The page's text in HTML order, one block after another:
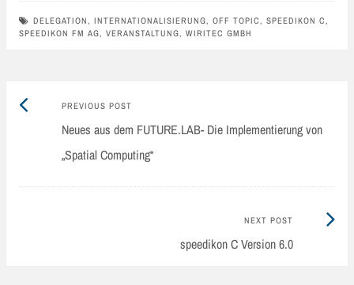
DELEGATION, INTERNATIONALISIERUNG, OFF TOPIC, SPEEDIKON C,
SPEEDIKON FM AG, VERANSTALTUNG, WIRITEC GMBH
Post
navigation
PREVIOUS POSTPrevious
post:
Neues aus dem FUTURE.LAB- Die Implementierung von
„Spatial Computing“
NEXT POST
speedikon C Version 6.0